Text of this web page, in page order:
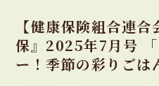
【健康保険組合連
保』2025年7月号
ー！季節の彩りごは